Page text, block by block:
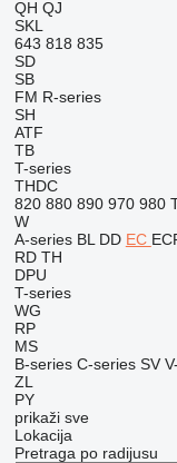
QH QJ
SKL
643 818 835
SD
SB
FM R-series
SH
ATF
TB
T-series
THDC
820 880 890 970 980
W
A-series BL DD EC
RD TH
DPU
T-series
WG
RP
MS
B-series C-series SV
ZL
PY
prikaži sve
Lokacija
Pretraga po radijusu